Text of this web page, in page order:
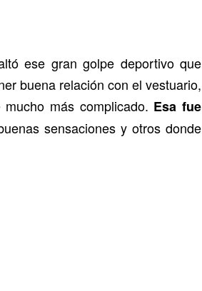
ese gran golpe deportivo que
buena relación con el vestuario,
más complicado. Esa fue
sensaciones y otros donde